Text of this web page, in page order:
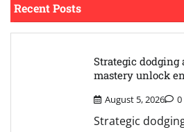
Recent Posts
Strategic
mastery unlock
August 5, 2026 0
Strategic